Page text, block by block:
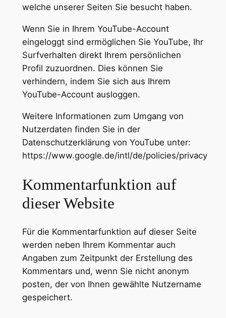
welche unserer Seiten Sie besucht haben.
Wenn Sie in Ihrem YouTube-Account
eingeloggt sind ermöglichen Sie YouTube, Ihr
Surfverhalten direkt Ihrem persönlichen
Profil zuzuordnen. Dies können Sie
verhindern, indem Sie sich aus Ihrem
YouTube-Account ausloggen.
Weitere Informationen zum Umgang von
Nutzerdaten finden Sie in der
Datenschutzerklärung von YouTube unter:
https://www.google.de/intl/de/policies/privacy
Kommentarfunktion auf
dieser Website
Für die Kommentarfunktion auf dieser Seite
werden neben Ihrem Kommentar auch
Angaben zum Zeitpunkt der Erstellung des
Kommentars und, wenn Sie nicht anonym
posten, der von Ihnen gewählte Nutzername
gespeichert.